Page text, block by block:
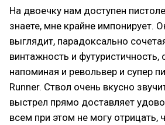
На двоечку нам доступен
знаете, мне крайне импонирует.
выглядит, парадоксально
винтажность и
напоминая и револьвер и супер
Runner. Ствол очень вкусно
выстрел прямо доставляет
всем при этом не могу отрицать,